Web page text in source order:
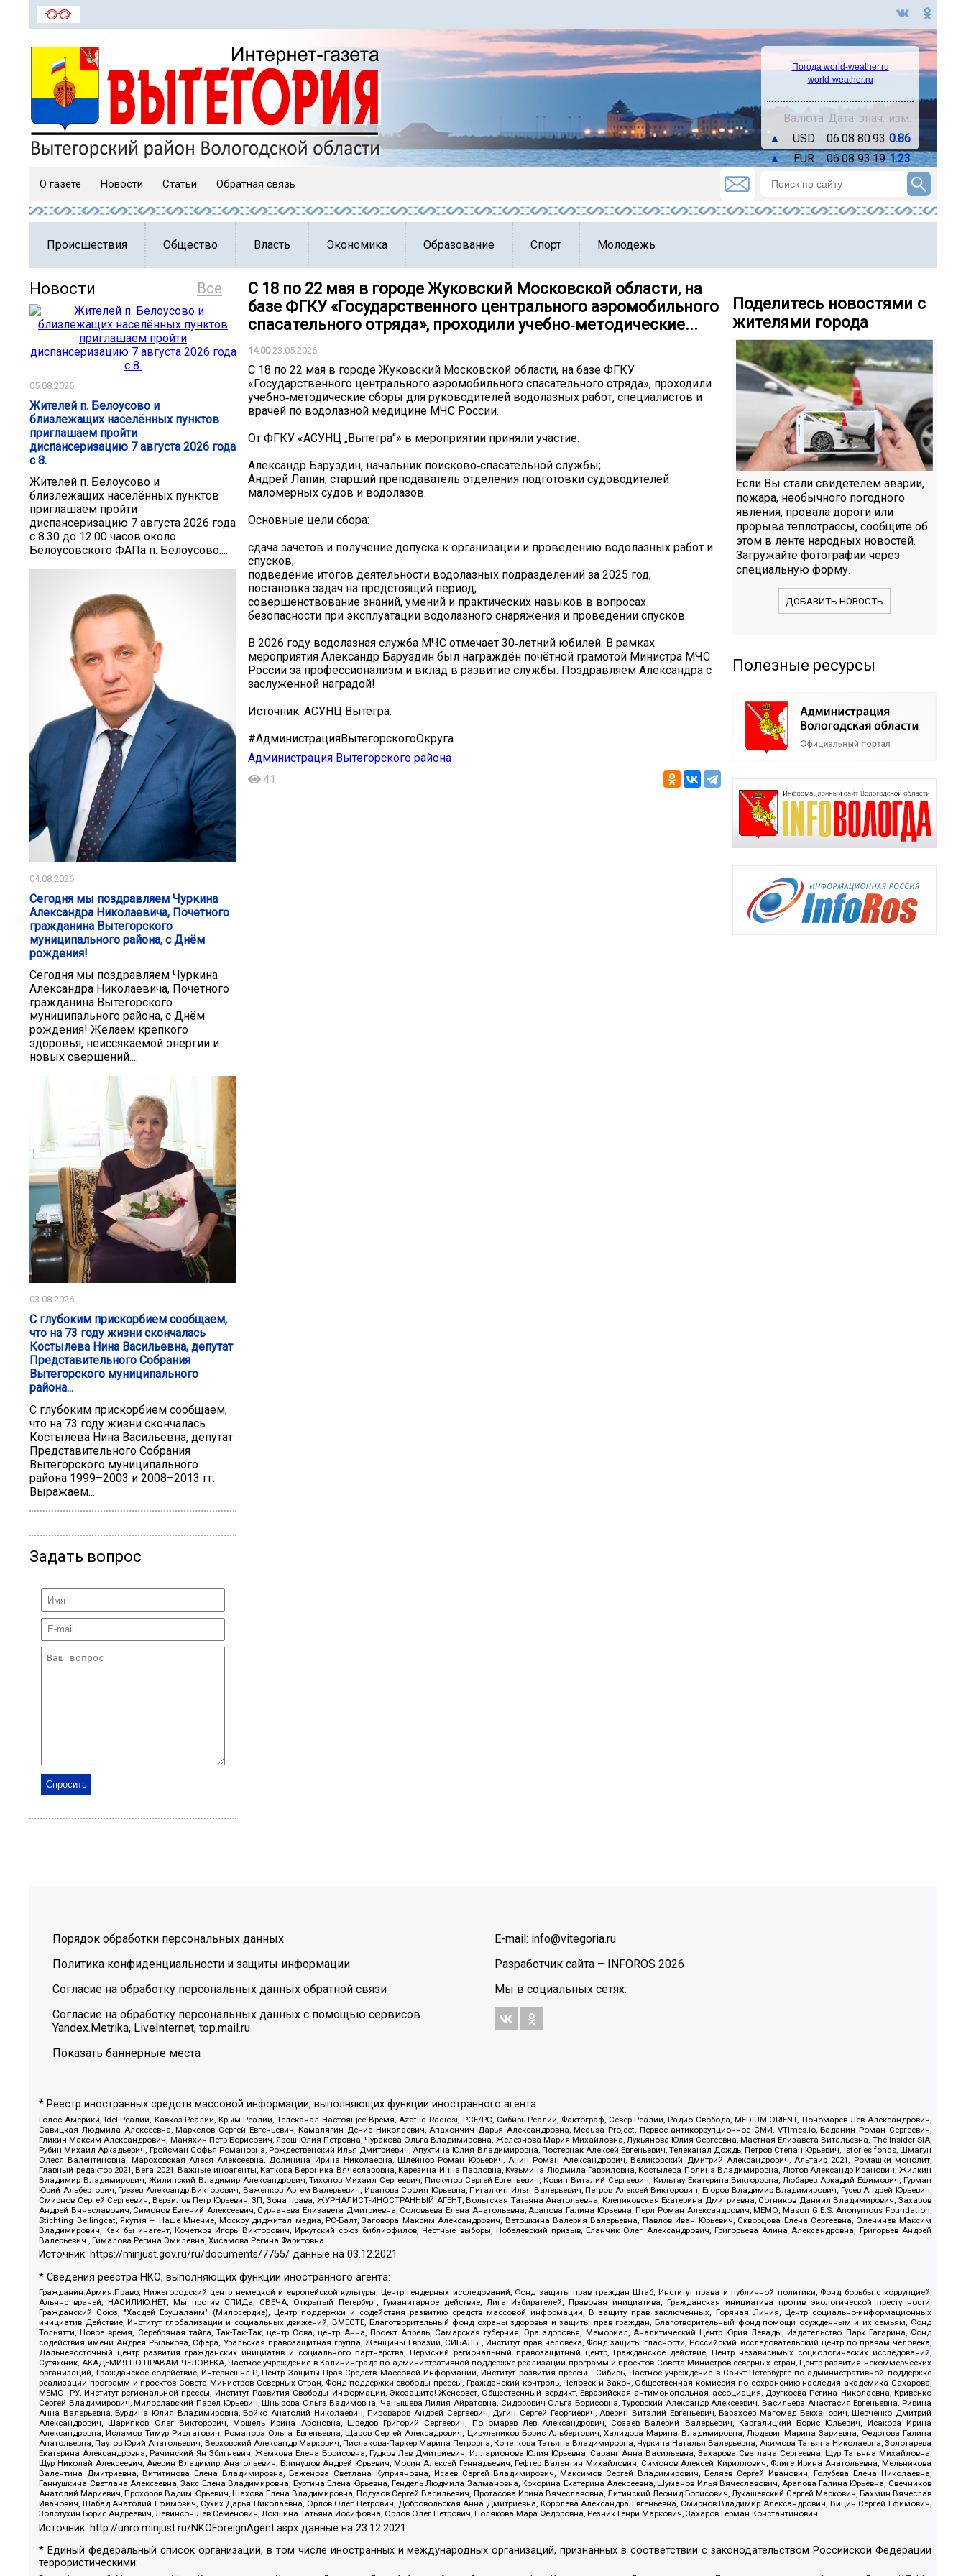
Погода world-weather.ru
world-weather.ru
Валюта Дата знач. изм.
▲
USD 06.08 80.93 0.86
▲
EUR 06.08 93.19 1.23
О газете Новости Статьи Обратная связь
Происшествия Общество Власть Экономика Образование Спорт Молодежь
Все
Новости
05.08.2026
Жителей п. Белоусово и
близлежащих населённых пунктов
приглашаем пройти
диспансеризацию 7 августа 2026 года
с 8.
Жителей п. Белоусово и
близлежащих населённых пунктов
приглашаем пройти
диспансеризацию 7 августа 2026 года
с 8.30 до 12.00 часов около
Белоусовского ФАПа п. Белоусово....
04.08.2026
Сегодня мы поздравляем Чуркина
Александра Николаевича, Почетного
гражданина Вытегорского
муниципального района, с Днём
рождения!
Сегодня мы поздравляем Чуркина
Александра Николаевича, Почетного
гражданина Вытегорского
муниципального района, с Днём
рождения! Желаем крепкого
здоровья, неиссякаемой энергии и
новых свершений....
03.08.2026
С глубоким прискорбием сообщаем,
что на 73 году жизни скончалась
Костылева Нина Васильевна, депутат
Представительного Собрания
Вытегорского муниципального
района...
С глубоким прискорбием сообщаем,
что на 73 году жизни скончалась
Костылева Нина Васильевна, депутат
Представительного Собрания
Вытегорского муниципального
района 1999–2003 и 2008–2013 гг.
Выражаем...
Задать вопрос
С 18 по 22 мая в городе Жуковский Московской области, на
базе ФГКУ «Государственного центрального аэромобильного
спасательного отряда», проходили учебно‑методические...
14:0023.05.2026
С 18 по 22 мая в городе Жуковский Московской области, на базе ФГКУ
«Государственного центрального аэромобильного спасательного отряда», проходили
учебно‑методические сборы для руководителей водолазных работ, специалистов и
врачей по водолазной медицине МЧС России.
От ФГКУ «АСУНЦ „Вытегра“» в мероприятии приняли участие:
Александр Баруздин, начальник поисково‑спасательной службы;
Андрей Лапин, старший преподаватель отделения подготовки судоводителей
маломерных судов и водолазов.
Основные цели сбора:
сдача зачётов и получение допуска к организации и проведению водолазных работ и
спусков;
подведение итогов деятельности водолазных подразделений за 2025 год;
постановка задач на предстоящий период;
совершенствование знаний, умений и практических навыков в вопросах
безопасности при эксплуатации водолазного снаряжения и проведении спусков.
В 2026 году водолазная служба МЧС отмечает 30‑летний юбилей. В рамках
мероприятия Александр Баруздин был награждён почётной грамотой Министра МЧС
России за профессионализм и вклад в развитие службы. Поздравляем Александра с
заслуженной наградой!
Источник: АСУНЦ Вытегра.
#АдминистрацияВытегорскогоОкруга
Администрация Вытегорского района
41
Поделитесь новостями с
жителями города
Если Вы стали свидетелем аварии,
пожара, необычного погодного
явления, провала дороги или
прорыва теплотрассы, сообщите об
этом в ленте народных новостей.
Загружайте фотографии через
специальную форму.
ДОБАВИТЬ НОВОСТЬ
Полезные ресурсы
Порядок обработки персональных данных
Политика конфиденциальности и защиты информации
Согласие на обработку персональных данных обратной связи
Согласие на обработку персональных данных с помощью сервисов
Yandex.Metrika, LiveInternet, top.mail.ru
Показать баннерные места
E-mail: info@vitegoria.ru
Разработчик сайта – INFOROS 2026
Мы в социальных сетях:
* Реестр иностранных средств массовой информации, выполняющих функции иностранного агента:
Голос Америки, Idel.Реалии, Кавказ.Реалии, Крым.Реалии, Телеканал Настоящее Время, Azatliq Radiosi, PCE/PC, Сибирь.Реалии, Фактограф, Север.Реалии, Радио Свобода, MEDIUM-ORIENT, Пономарев Лев Александрович,
Савицкая Людмила Алексеевна, Маркелов Сергей Евгеньевич, Камалягин Денис Николаевич, Апахончич Дарья Александровна, Medusa Project, Первое антикоррупционное СМИ, VTimes.io, Баданин Роман Сергеевич,
Гликин Максим Александрович, Маняхин Петр Борисович, Ярош Юлия Петровна, Чуракова Ольга Владимировна, Железнова Мария Михайловна, Лукьянова Юлия Сергеевна, Маетная Елизавета Витальевна, The Insider SIA,
Рубин Михаил Аркадьевич, Гройсман Софья Романовна, Рождественский Илья Дмитриевич, Апухтина Юлия Владимировна, Постернак Алексей Евгеньевич, Телеканал Дождь, Петров Степан Юрьевич, Istories fonds, Шмагун
Олеся Валентиновна, Мароховская Алеся Алексеевна, Долинина Ирина Николаевна, Шлейнов Роман Юрьевич, Анин Роман Александрович, Великовский Дмитрий Александрович, Альтаир 2021, Ромашки монолит,
Главный редактор 2021, Вега 2021, Важные иноагенты, Каткова Вероника Вячеславовна, Карезина Инна Павловна, Кузьмина Людмила Гавриловна, Костылева Полина Владимировна, Лютов Александр Иванович, Жилкин
Владимир Владимирович, Жилинский Владимир Александрович, Тихонов Михаил Сергеевич, Пискунов Сергей Евгеньевич, Ковин Виталий Сергеевич, Кильтау Екатерина Викторовна, Любарев Аркадий Ефимович, Гурман
Юрий Альбертович, Грезев Александр Викторович, Важенков Артем Валерьевич, Иванова София Юрьевна, Пигалкин Илья Валерьевич, Петров Алексей Викторович, Егоров Владимир Владимирович, Гусев Андрей Юрьевич,
Смирнов Сергей Сергеевич, Верзилов Петр Юрьевич, ЗП, Зона права, ЖУРНАЛИСТ-ИНОСТРАННЫЙ АГЕНТ, Вольтская Татьяна Анатольевна, Клепиковская Екатерина Дмитриевна, Сотников Даниил Владимирович, Захаров
Андрей Вячеславович, Симонов Евгений Алексеевич, Сурначева Елизавета Дмитриевна, Соловьева Елена Анатольевна, Арапова Галина Юрьевна, Перл Роман Александрович, МЕМО, Mason G.E.S. Anonymous Foundation,
Stichting Bellingcat, Якутия – Наше Мнение, Москоу диджитал медиа, РС-Балт, Заговора Максим Александрович, Ветошкина Валерия Валерьевна, Павлов Иван Юрьевич, Скворцова Елена Сергеевна, Оленичев Максим
Владимирович, Как бы инагент, Кочетков Игорь Викторович, Иркутский союз библиофилов, Честные выборы, Нобелевский призыв, Еланчик Олег Александрович, Григорьева Алина Александровна, Григорьев Андрей
Валерьевич , Гималова Регина Эмилевна, Хисамова Регина Фаритовна
Источник: https://minjust.gov.ru/ru/documents/7755/ данные на03.12.2021
* Сведения реестра НКО, выполняющих функции иностранного агента:
Гражданин.Армия.Право, Нижегородский центр немецкой и европейской культуры, Центр гендерных исследований, Фонд защиты прав граждан Штаб, Институт права и публичной политики, Фонд борьбы с коррупцией,
Альянс врачей, НАСИЛИЮ.НЕТ, Мы против СПИДа, СВЕЧА, Открытый Петербург, Гуманитарное действие, Лига Избирателей, Правовая инициатива, Гражданская инициатива против экологической преступности,
Гражданский Союз, "Хасдей Ерушалаим" (Милосердие), Центр поддержки и содействия развитию средств массовой информации, В защиту прав заключенных, Горячая Линия, Центр социально-информационных
инициатив Действие, Институт глобализации и социальных движений, ВМЕСТЕ, Благотворительный фонд охраны здоровья и защиты прав граждан, Благотворительный фонд помощи осужденным и их семьям, Фонд
Тольятти, Новое время, Серебряная тайга, Так-Так-Так, центр Сова, центр Анна, Проект Апрель, Самарская губерния, Эра здоровья, Мемориал, Аналитический Центр Юрия Левады, Издательство Парк Гагарина, Фонд
содействия имени Андрея Рылькова, Сфера, Уральская правозащитная группа, Женщины Евразии, СИБАЛЬТ, Институт прав человека, Фонд защиты гласности, Российский исследовательский центр по правам человека,
Дальневосточный центр развития гражданских инициатив и социального партнерства, Пермский региональный правозащитный центр, Гражданское действие, Центр независимых социологических исследований,
Сутяжник, АКАДЕМИЯ ПО ПРАВАМ ЧЕЛОВЕКА, Частное учреждение в Калининграде по административной поддержке реализации программ и проектов Совета Министров северных стран, Центр развития некоммерческих
организаций, Гражданское содействие, Интернешнл-Р, Центр Защиты Прав Средств Массовой Информации, Институт развития прессы - Сибирь, Частное учреждение в Санкт-Петербурге по административной поддержке
реализации программ и проектов Совета Министров Северных Стран, Фонд поддержки свободы прессы, Гражданский контроль, Человек и Закон, Общественная комиссия по сохранению наследия академика Сахарова,
МЕМО. РУ, Институт региональной прессы, Институт Развития Свободы Информации, Экозащита!-Женсовет, Общественный вердикт, Евразийская антимонопольная ассоциация, Дзугкоева Регина Николаевна, Кривенко
Сергей Владимирович, Милославский Павел Юрьевич, Шнырова Ольга Вадимовна, Чанышева Лилия Айратовна, Сидорович Ольга Борисовна, Туровский Александр Алексеевич, Васильева Анастасия Евгеньевна, Ривина
Анна Валерьевна, Бурдина Юлия Владимировна, Бойко Анатолий Николаевич, Пивоваров Андрей Сергеевич, Дугин Сергей Георгиевич, Аверин Виталий Евгеньевич, Барахоев Магомед Бекханович, Шевченко Дмитрий
Александрович, Шарипков Олег Викторович, Мошель Ирина Ароновна, Шведов Григорий Сергеевич, Пономарев Лев Александрович, Созаев Валерий Валерьевич, Каргалицкий Борис Юльевич, Исакова Ирина
Александровна, Исламов Тимур Рифгатович, Романова Ольга Евгеньевна, Щаров Сергей Алексадрович, Цирульников Борис Альбертович, Халидова Марина Владимировна, Людевиг Марина Зариевна, Федотова Галина
Анатольевна, Паутов Юрий Анатольевич, Верховский Александр Маркович, Пислакова-Паркер Марина Петровна, Кочеткова Татьяна Владимировна, Чуркина Наталья Валерьевна, Акимова Татьяна Николаевна, Золотарева
Екатерина Александровна, Рачинский Ян Збигневич, Жемкова Елена Борисовна, Гудков Лев Дмитриевич, Илларионова Юлия Юрьевна, Саранг Анна Васильевна, Захарова Светлана Сергеевна, Щур Татьяна Михайловна,
Щур Николай Алексеевич, Аверин Владимир Анатольевич, Блинушов Андрей Юрьевич, Мосин Алексей Геннадьевич, Гефтер Валентин Михайлович, Симонов Алексей Кириллович, Флиге Ирина Анатольевна, Мельникова
Валентина Дмитриевна, Вититинова Елена Владимировна, Баженова Светлана Куприяновна, Исаев Сергей Владимирович, Максимов Сергей Владимирович, Беляев Сергей Иванович, Голубева Елена Николаевна,
Ганнушкина Светлана Алексеевна, Закс Елена Владимировна, Буртина Елена Юрьевна, Гендель Людмила Залмановна, Кокорина Екатерина Алексеевна, Шуманов Илья Вячеславович, Арапова Галина Юрьевна, Свечников
Анатолий Мариевич, Прохоров Вадим Юрьевич, Шахова Елена Владимировна, Подузов Сергей Васильевич, Протасова Ирина Вячеславовна, Литинский Леонид Борисович, Лукашевский Сергей Маркович, Бахмин Вячеслав
Иванович, Шабад Анатолий Ефимович, Сухих Дарья Николаевна, Орлов Олег Петрович, Добровольская Анна Дмитриевна, Королева Александра Евгеньевна, Смирнов Владимир Александрович, Вицин Сергей Ефимович,
Золотухин Борис Андреевич, Левинсон Лев Семенович, Локшина Татьяна Иосифовна, Орлов Олег Петрович, Полякова Мара Федоровна, Резник Генри Маркович, Захаров Герман Константинович
Источник: http://unro.minjust.ru/NKOForeignAgent.aspx данные на23.12.2021
* Единый федеральный список организаций, в том числе иностранных и международных организаций, признанных в соответствии с законодательством Российской Федерации
террористическими: